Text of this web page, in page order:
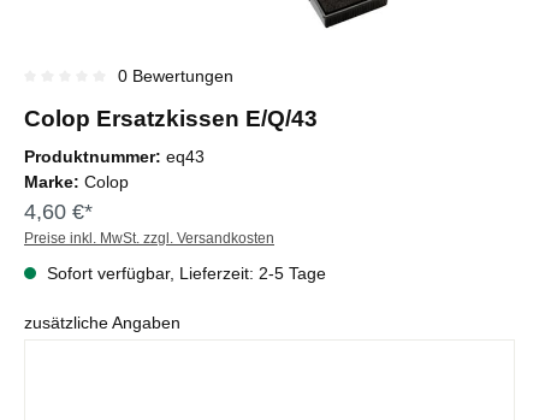
0 Bewertungen
Colop Ersatzkissen E/Q/43
Produktnummer: eq43
Marke: Colop
4,60 €*
Preise inkl. MwSt. zzgl. Versandkosten
Sofort verfügbar, Lieferzeit: 2-5 Tage
zusätzliche Angaben